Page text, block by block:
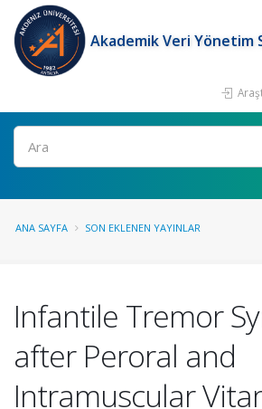
Akademik Veri Yönetim
Ara
ANA SAYFA SON EKLENEN YAYINLAR
Infantile Tremor
after Peroral and
Intramuscular